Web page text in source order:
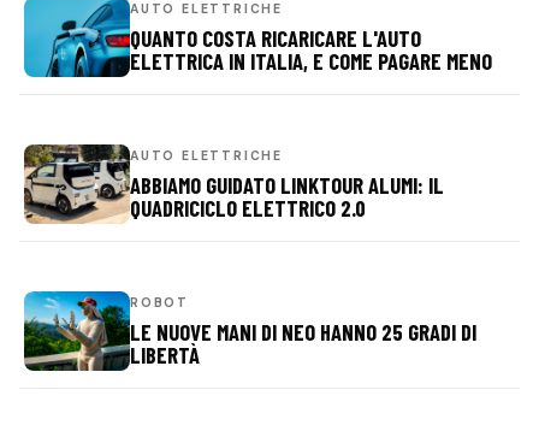
AUTO ELETTRICHE
QUANTO COSTA RICARICARE L'AUTO
ELETTRICA IN ITALIA, E COME PAGARE MENO
AUTO ELETTRICHE
ABBIAMO GUIDATO LINKTOUR ALUMI: IL
QUADRICICLO ELETTRICO 2.0
ROBOT
LE NUOVE MANI DI NEO HANNO 25 GRADI DI
LIBERTÀ